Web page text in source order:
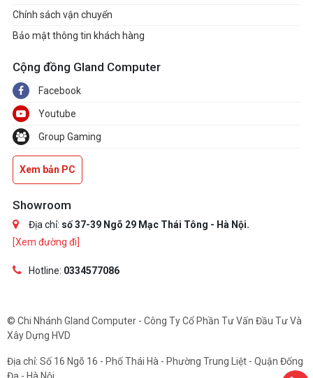
Chính sách vận chuyển
Bảo mật thông tin khách hàng
Cộng đồng Gland Computer
Facebook
Youtube
Group Gaming
Xem bản PC
Showroom
Địa chỉ: số 37-39 Ngõ 29 Mạc Thái Tông - Hà Nội.
[Xem đường đi]
Hotline: 0334577086
© Chi Nhánh Gland Computer - Công Ty Cổ Phần Tư Vấn Đầu Tư Và
Xây Dựng HVD
Địa chỉ: Số 16 Ngõ 16 - Phố Thái Hà - Phường Trung Liệt - Quận Đống